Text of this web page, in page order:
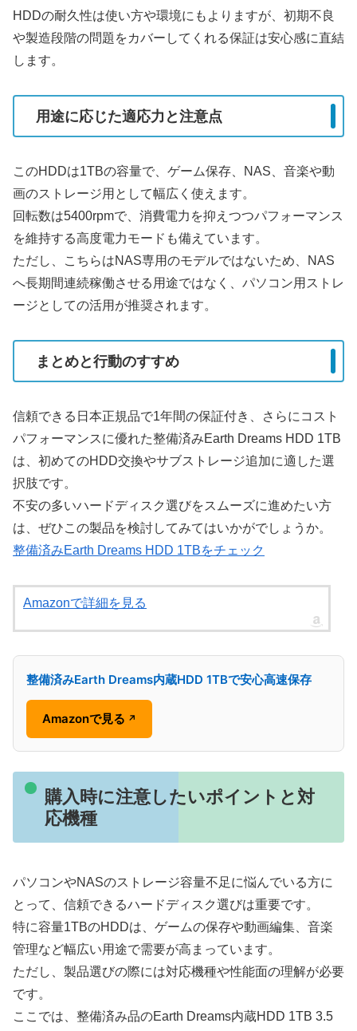
HDDの耐久性は使い方や環境にもよりますが、初期不良
や製造段階の問題をカバーしてくれる保証は安心感に直結
します。
用途に応じた適応力と注意点
このHDDは1TBの容量で、ゲーム保存、NAS、音楽や動
画のストレージ用として幅広く使えます。
回転数は5400rpmで、消費電力を抑えつつパフォーマンス
を維持する高度電力モードも備えています。
ただし、こちらはNAS専用のモデルではないため、NAS
へ長期間連続稼働させる用途ではなく、パソコン用ストレ
ージとしての活用が推奨されます。
まとめと行動のすすめ
信頼できる日本正規品で1年間の保証付き、さらにコスト
パフォーマンスに優れた整備済みEarth Dreams HDD 1TB
は、初めてのHDD交換やサブストレージ追加に適した選
択肢です。
不安の多いハードディスク選びをスムーズに進めたい方
は、ぜひこの製品を検討してみてはいかがでしょうか。
整備済みEarth Dreams HDD 1TBをチェック
Amazonで詳細を見る
整備済みEarth Dreams内蔵HDD 1TBで安心高速保存
Amazonで見る ↗
購入時に注意したいポイントと対
応機種
パソコンやNASのストレージ容量不足に悩んでいる方に
とって、信頼できるハードディスク選びは重要です。
特に容量1TBのHDDは、ゲームの保存や動画編集、音楽
管理など幅広い用途で需要が高まっています。
ただし、製品選びの際には対応機種や性能面の理解が必要
です。
ここでは、整備済み品のEarth Dreams内蔵HDD 1TB 3.5